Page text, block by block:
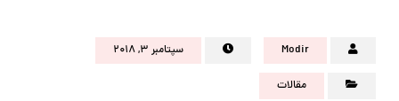
Modir سپتامبر ۳, ۲۰۱۸
مقالات